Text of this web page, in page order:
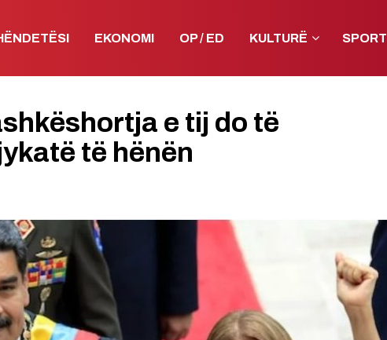
EKONOMI OP / ED KULTURË SPORT
e tij do të
të hënën